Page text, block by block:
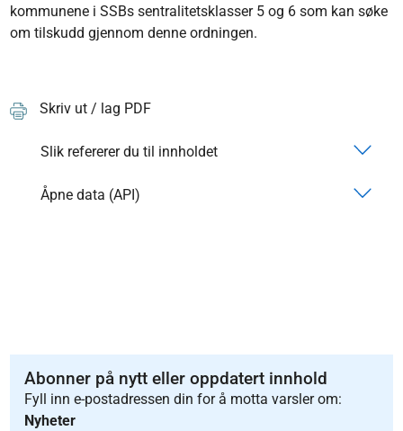
kommunene i SSBs sentralitetsklasser 5 og 6 som kan søke
om tilskudd gjennom denne ordningen.
Skriv ut / lag PDF
Slik refererer du til innholdet
Åpne data (API)
Abonner på nytt eller oppdatert innhold
Fyll inn e-postadressen din for å motta varsler om:
Nyheter